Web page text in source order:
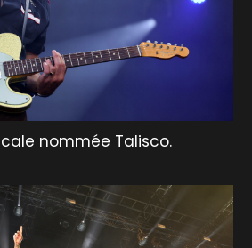
nommée Talisco.